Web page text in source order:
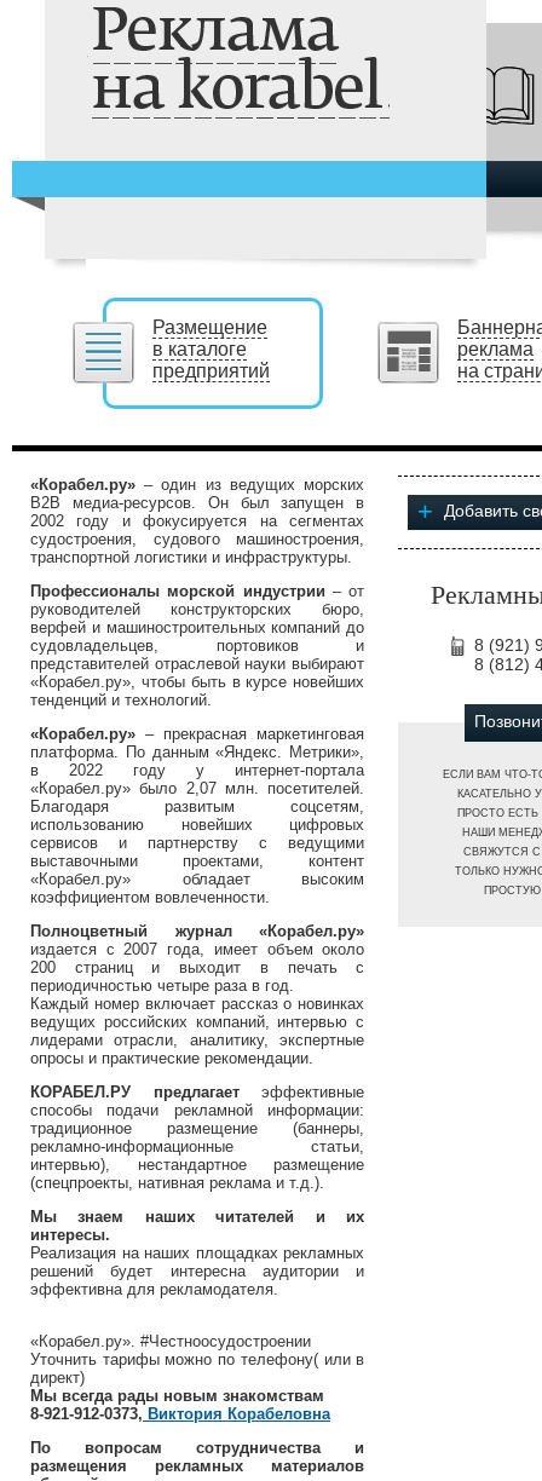
Размещение
в каталоге
предприятий
реклама
на
«Корабел.ру»– один из ведущих морских
B2B медиа-ресурсов. Он был запущен в
2002 году и фокусируется на сегментах
судостроения, судового машиностроения,
транспортной логистики и инфраструктуры.
Профессионалы морской индустрии – от
руководителей конструкторских бюро,
верфей и машиностроительных компаний до
судовладельцев, портовиков и
представителей отраслевой науки выбирают
«Корабел.ру», чтобы быть в курсе новейших
тенденций и технологий.
«Корабел.ру»– прекрасная маркетинговая
платформа. По данным «Яндекс. Метрики»,
в 2022 году у интернет-портала
«Корабел.ру» было 2,07 млн. посетителей.
Благодаря развитым соцсетям,
использованию новейших цифровых
сервисов и партнерству с ведущими
выставочными проектами, контент
«Корабел.ру» обладает высоким
коэффициентом вовлеченности.
Полноцветный журнал «Корабел.ру»
издается с 2007 года, имеет объем около
200 страниц и выходит в печать с
периодичностью четыре раза в год.
Каждый номер включает рассказ о новинках
ведущих российских компаний, интервью с
лидерами отрасли, аналитику, экспертные
опросы и практические рекомендации.
КОРАБЕЛ.РУ предлагаетэффективные
способы подачи рекламной информации:
традиционное размещение (баннеры,
рекламно-информационные статьи,
интервью), нестандартное размещение
(спецпроекты, нативная реклама и т.д.).
Мы знаем наших читателей и их
интересы.
Реализация на наших площадках рекламных
решений будет интересна аудитории и
эффективна для рекламодателя.
«Корабел.ру». #Честноосудостроении
Уточнить тарифы можно по телефону( или в
директ)
Мы всегда рады новым знакомствам
8-921-912-0373, Виктория Корабеловна
По вопросам сотрудничества и
размещения рекламных материалов
+ Добавить
8 (921)
8 (812)
ЕСЛИ ВАМ ЧТО-
КАСАТЕЛЬНО
ПРОСТО
НАШИ
СВЯЖУТСЯ С
ТОЛЬКО